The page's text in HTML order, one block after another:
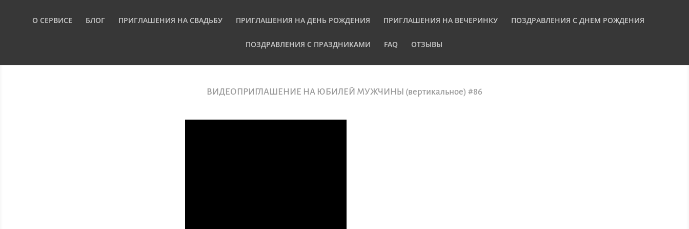
О СЕРВИСЕ БЛОГ ПРИГЛАШЕНИЯ НА СВАДЬБУ ПРИГЛАШЕНИЯ НА ДЕНЬ РОЖДЕНИЯ ПРИГЛАШЕНИЯ НА ВЕЧЕРИНКУ ПОЗДРАВЛЕНИЯ С ДНЕМ РОЖДЕНИЯ
ПОЗДРАВЛЕНИЯ С ПРАЗДНИКАМИ FAQ ОТЗЫВЫ
ВИДЕОПРИГЛАШЕНИЕ НА ЮБИЛЕЙ МУЖЧИНЫ (вертикальное) #86